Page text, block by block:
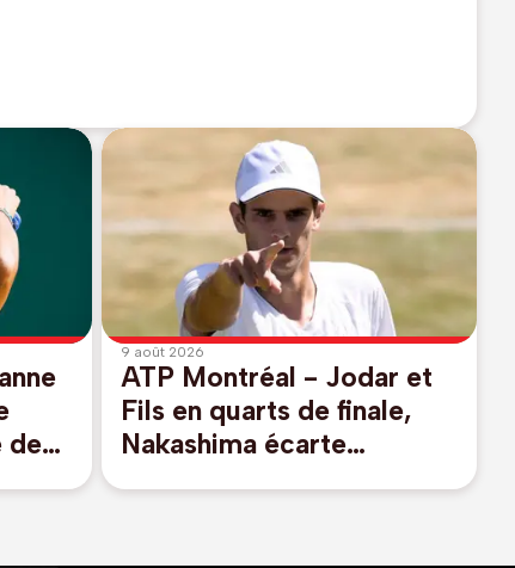
de
9 août 2026
ATP Montréal - Jodar et
Fils en quarts de finale,
Nakashima écarte